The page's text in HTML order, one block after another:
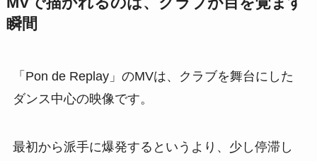
瞬間
「Pon de Replay」のMVは、クラブを舞台にした
ダンス中心の映像です。
最初から派手に爆発するというより、少し停滞し